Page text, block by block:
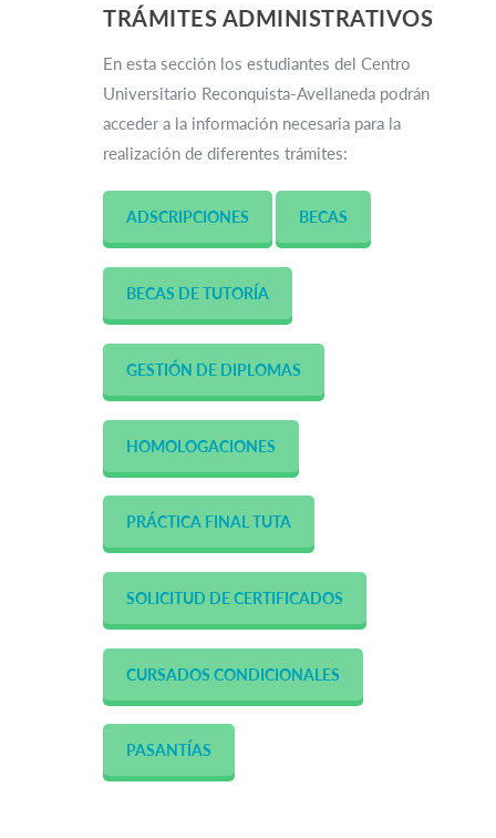
TRÁMITES ADMINISTRATIVOS
En esta sección los estudiantes del Centro
Universitario Reconquista-Avellaneda podrán
acceder a la información necesaria para la
realización de diferentes trámites:
ADSCRIPCIONES BECAS
BECAS DE TUTORÍA
GESTIÓN DE DIPLOMAS
HOMOLOGACIONES
PRÁCTICA FINAL TUTA
SOLICITUD DE CERTIFICADOS
CURSADOS CONDICIONALES
PASANTÍAS